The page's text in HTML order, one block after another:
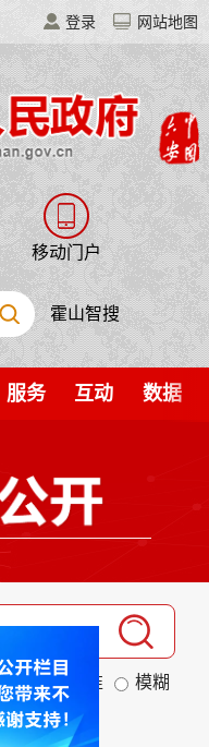
登录 网站地图
移动门户
霍山智搜
服务 互动 数据
度 精准
模糊
相关程度